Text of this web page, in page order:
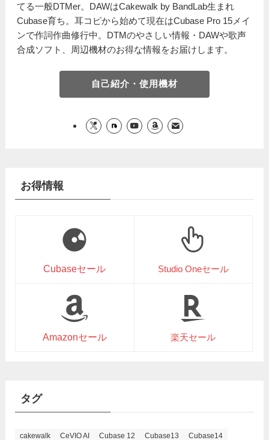
てる一般DTMer。DAWはCakewalk by BandLab生まれ
Cubase育ち。耳コピから始めて現在はCubase Pro 15メイ
ンで作詞作曲修行中。DTMのやさしい情報・DAWや歌声
合成ソフト、周辺機材のお得な情報をお届けします。
自己紹介・使用機材
お得情報
Cubaseセール Studio Oneセール
Amazonセール 楽天セール
タグ
cakewalk CeVIO AI Cubase 12 Cubase13 Cubase14